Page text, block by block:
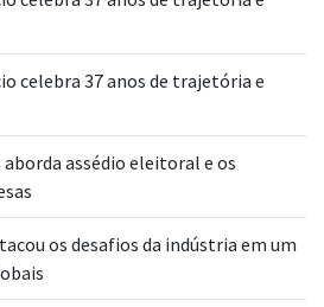
celebra 37 anos de trajetória e
assédio eleitoral e os
os desafios da indústria em um